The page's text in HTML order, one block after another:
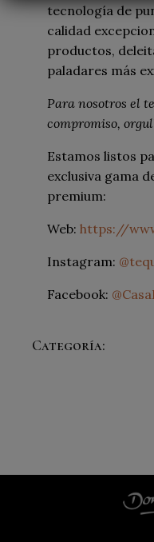
tecnología de
calidad
productos,
paladares más
Para nosotros el
compromiso,
Estamos listos
exclusiva gama
premium:
Web:https://
Instagram:
Facebook:
Categoría: